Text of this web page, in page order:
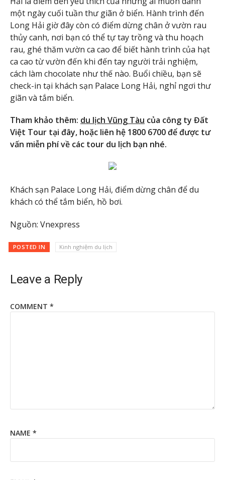
một ngày cuối tuần thư giãn ở biển. Hành trình đến
Long Hải giờ đây còn có điểm dừng chân ở vườn rau
thủy canh, nơi bạn có thể tự tay trồng và thu hoạch
rau, ghé thăm vườn ca cao để biết hành trình của hạt
ca cao từ vườn đến khi đến tay người trải nghiệm,
cách làm chocolate như thế nào. Buổi chiều, bạn sẽ
check-in tại khách sạn Palace Long Hải, nghỉ ngơi thư
giãn và tắm biển.
Tham khảo thêm: du lịch Vũng Tàu của công ty Đất
Việt Tour tại đây, hoặc liên hệ 1800 6700 để được tư
vấn miễn phí về các tour du lịch bạn nhé.
Khách sạn Palace Long Hải, điểm dừng chân để du
khách có thể tắm biển, hồ bơi.
Nguồn: Vnexpress
POSTED IN Kinh nghiệm du lịch
Leave a Reply
COMMENT *
NAME *